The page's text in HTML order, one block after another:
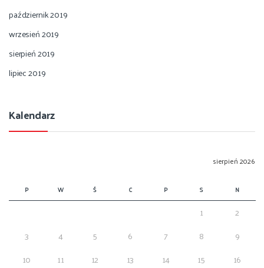
październik 2019
wrzesień 2019
sierpień 2019
lipiec 2019
Kalendarz
sierpień 2026
P W Ś C P S N
1
2
3
4 5 6 7 8
9
10
11 12 13 14 15
16